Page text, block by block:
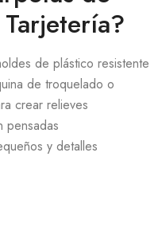
de plástico resistente
de troquelado o
crear relieves
pensadas
y detalles